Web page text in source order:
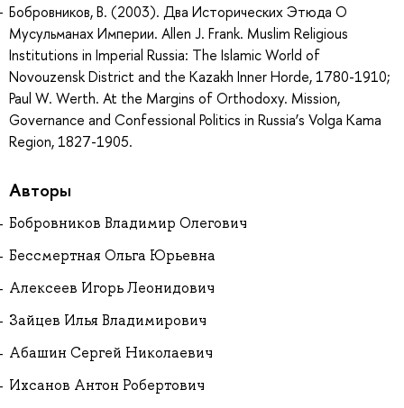
Бобровников, В. (2003). Два Исторических Этюда О
Мусульманах Империи. Allen J. Frank. Muslim Religious
Institutions in Imperial Russia: The Islamic World of
Novouzensk District and the Kazakh Inner Horde, 1780-1910;
Paul W. Werth. At the Margins of Orthodoxy. Mission,
Governance and Confessional Politics in Russia’s Volga Kama
Region, 1827-1905.
Авторы
Бобровников Владимир Олегович
Бессмертная Ольга Юрьевна
Алексеев Игорь Леонидович
Зайцев Илья Владимирович
Абашин Сергей Николаевич
Ихсанов Антон Робертович